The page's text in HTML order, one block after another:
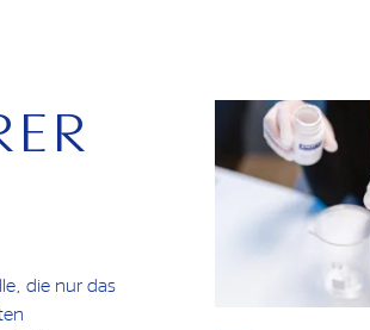
die nur das